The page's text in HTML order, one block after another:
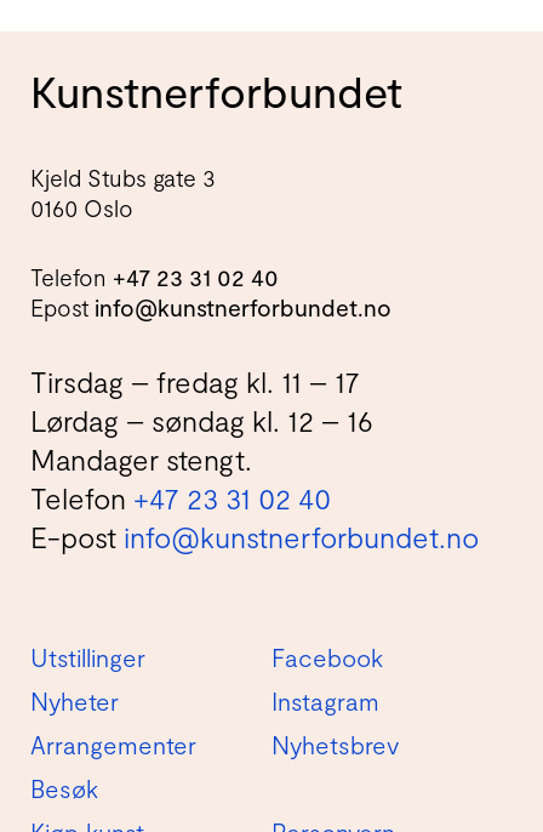
Kunstnerforbundet
Kjeld Stubs gate 3
0160 Oslo
Telefon +47 23 31 02 40
Epost info@kunstnerforbundet.no
Tirsdag – fredag kl. 11 – 17
Lørdag – søndag kl. 12 – 16
Mandager stengt.
Telefon +47 23 31 02 40
E-post info@kunstnerforbundet.no
Utstillinger
Nyheter
Arrangementer
Besøk
Facebook
Instagram
Nyhetsbrev